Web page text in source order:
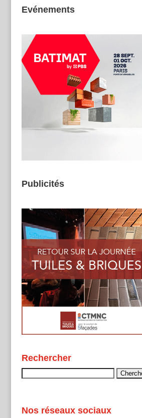
Evénements
Publicités
Rechercher
Nos réseaux sociaux